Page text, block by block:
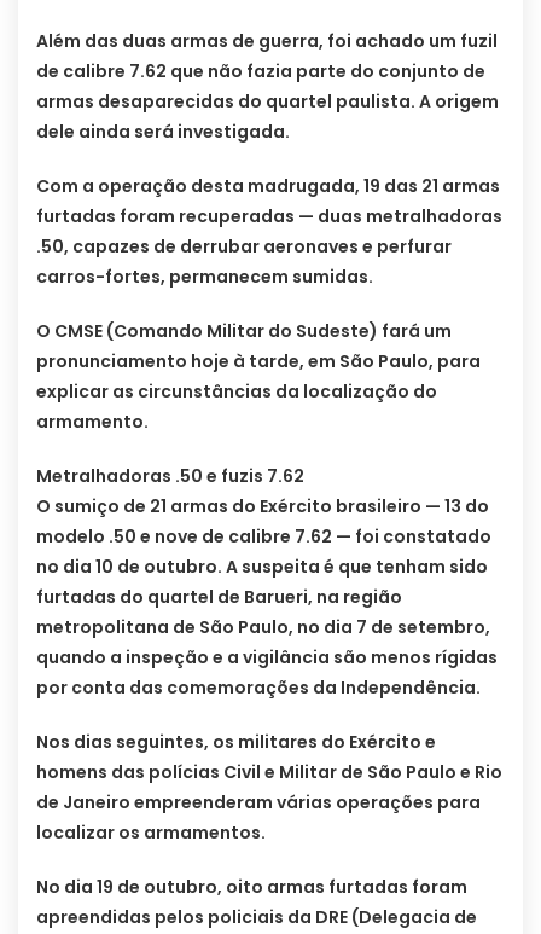
Além das duas armas de guerra, foi achado um fuzil
de calibre 7.62 que não fazia parte do conjunto de
armas desaparecidas do quartel paulista. A origem
dele ainda será investigada.
Com a operação desta madrugada, 19 das 21 armas
furtadas foram recuperadas — duas metralhadoras
.50, capazes de derrubar aeronaves e perfurar
carros-fortes, permanecem sumidas.
O CMSE (Comando Militar do Sudeste) fará um
pronunciamento hoje à tarde, em São Paulo, para
explicar as circunstâncias da localização do
armamento.
Metralhadoras .50 e fuzis 7.62
O sumiço de 21 armas do Exército brasileiro — 13 do
modelo .50 e nove de calibre 7.62 — foi constatado
no dia 10 de outubro. A suspeita é que tenham sido
furtadas do quartel de Barueri, na região
metropolitana de São Paulo, no dia 7 de setembro,
quando a inspeção e a vigilância são menos rígidas
por conta das comemorações da Independência.
Nos dias seguintes, os militares do Exército e
homens das polícias Civil e Militar de São Paulo e Rio
de Janeiro empreenderam várias operações para
localizar os armamentos.
No dia 19 de outubro, oito armas furtadas foram
apreendidas pelos policiais da DRE (Delegacia de